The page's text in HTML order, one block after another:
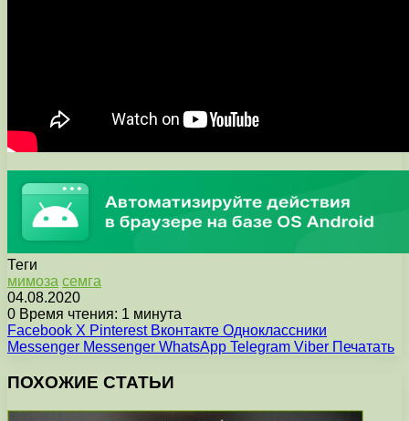
Теги
мимоза семга
04.08.2020
0 Время чтения: 1 минута
Facebook X Pinterest Вконтакте Одноклассники
Messenger Messenger WhatsApp Telegram Viber Печатать
ПОХОЖИЕ СТАТЬИ